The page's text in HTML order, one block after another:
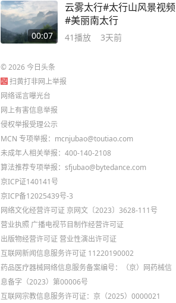
00:07
云雾太行#太行山风景视频
#美丽南太行
41播放 3天前
©2026今日头条
扫黄打非网上举报
网络谣言曝光台
网上有害信息举报
侵权举报受理公示
MCN 专项举报：mcnjubao@toutiao.com
未成年人相关举报：400-140-2108
算法推荐专项举报：sfjubao@bytedance.com
京ICP证140141号
京ICP备12025439号-3
网络文化经营许可证 京网文〔2023〕3628-111号
营业执照 广播电视节目制作经营许可证
出版物经营许可证 营业性演出许可证
互联网新闻信息服务许可证 11220190002
药品医疗器械网络信息服务备案编号：（京）网药械信
息备字（2023）第00006号
互联网宗教信息服务许可证：京（2025）0000021